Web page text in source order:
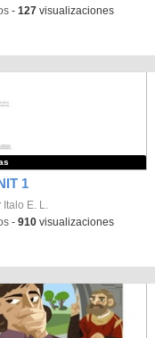
-127 visualizaciones
1
«LENGUA CASTELLANA» en:
Italo E. L.
-910 visualizaciones
«LENGUA CASTELLANA» en: